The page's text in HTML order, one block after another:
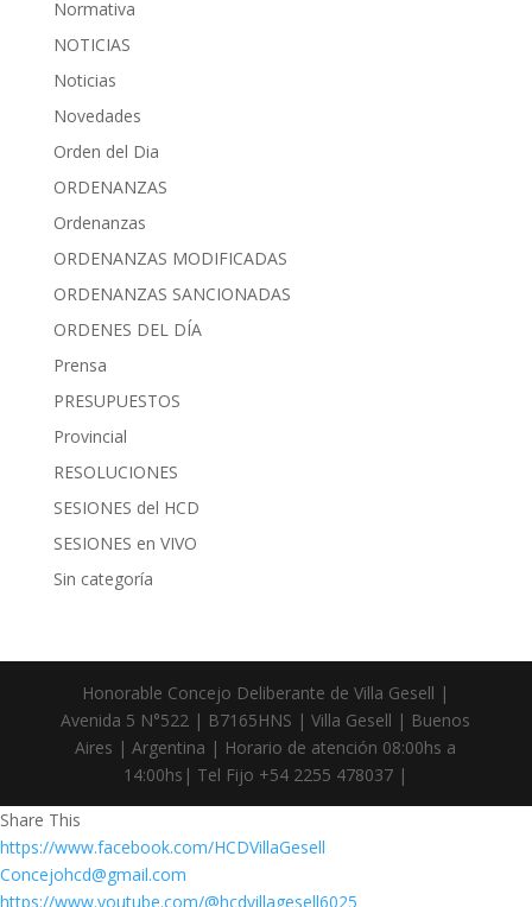
Normativa
NOTICIAS
Noticias
Novedades
Orden del Dia
ORDENANZAS
Ordenanzas
ORDENANZAS MODIFICADAS
ORDENANZAS SANCIONADAS
ORDENES DEL DÍA
Prensa
PRESUPUESTOS
Provincial
RESOLUCIONES
SESIONES del HCD
SESIONES en VIVO
Sin categoría
Honorable Concejo Deliberante de Villa Gesell |
Avenida 5 N°522 | B7165HNS | Villa Gesell | Buenos
Aires | Argentina | Horario de atención 08:00hs a
14:00hs| Tel Fijo +54 2255 478037 |
Share This
https://www.facebook.com/HCDVillaGesell
Concejohcd@gmail.com
https://www.youtube.com/@hcdvillagesell6025